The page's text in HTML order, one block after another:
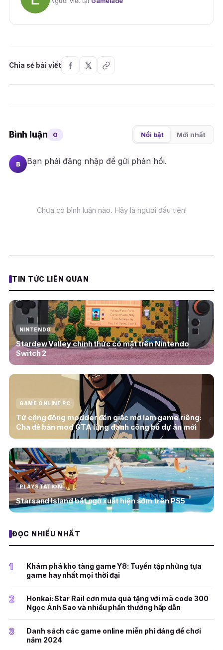
Chia sẻ bài viết
Bình luận 0 Nổi bật Mới nhất
B Bạn phải đăng nhập để gửi phản hồi.
Chưa có bình luận nào. Hãy là người đầu tiên!
TIN TỨC LIÊN QUAN
NINTENDO
Stardew Valley chính thức có mặt trên Nintendo
Switch 2
GAME ONLINE PC
Từ cộng đồng modder đến giấc mơ làm game riêng:
Cha đẻ bản mod GTA lừng danh công bố dự án mới
PLAYSTATION
Starsand Island bất ngờ xuất hiện sớm trên PS5
ĐỌC NHIỀU NHẤT
1
Khám phá kho tàng game Y8: Tuyển tập những tựa
game hay nhất mọi thời đại
2
Honkai: Star Rail cơn mưa quà tặng với mã code 300
Ngọc Ánh Sao và nhiều phần thưởng hấp dẫn
3
Danh sách các game online miễn phí đáng để chơi
năm 2024